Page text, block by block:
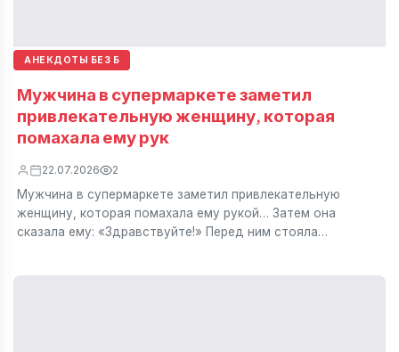
АНЕКДОТЫ БЕЗ Б
Мужчина в супермаркете заметил
привлекательную женщину, которая
помахала ему рук
22.07.2026 2
Мужчина в супермаркете заметил привлекательную
женщину, которая помахала ему рукой… Затем она
сказала ему: «Здравствуйте!» Перед ним стояла…